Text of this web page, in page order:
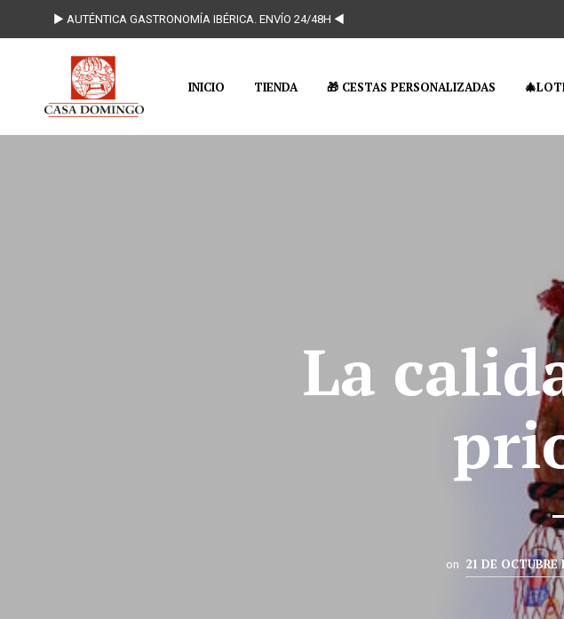
► AUTÉNTICA GASTRONOMÍA IBÉRICA. ENVÍO 24/48H ◄
INICIO TIENDA 🎁 CESTAS PERSONALIZADAS
La
on 21 DE OCTUBRE